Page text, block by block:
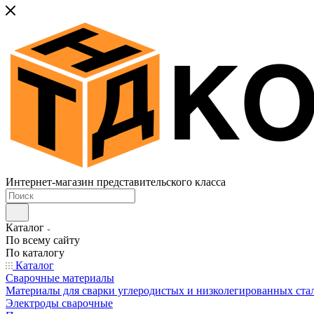
Интернет-магазин представительского класса
Каталог
По всему сайту
По каталогу
Каталог
Сварочные материалы
Материалы для сварки углеродистых и низколегированных
Электроды сварочные